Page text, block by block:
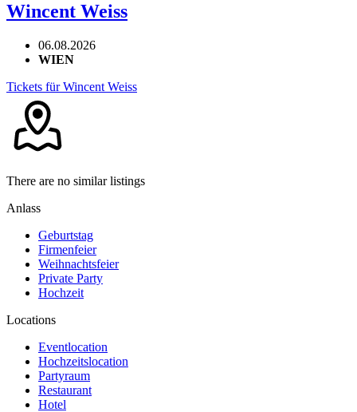
Wincent Weiss
06.08.2026
WIEN
Tickets für Wincent Weiss
There are no similar listings
Anlass
Geburtstag
Firmenfeier
Weihnachtsfeier
Private Party
Hochzeit
Locations
Eventlocation
Hochzeitslocation
Partyraum
Restaurant
Hotel